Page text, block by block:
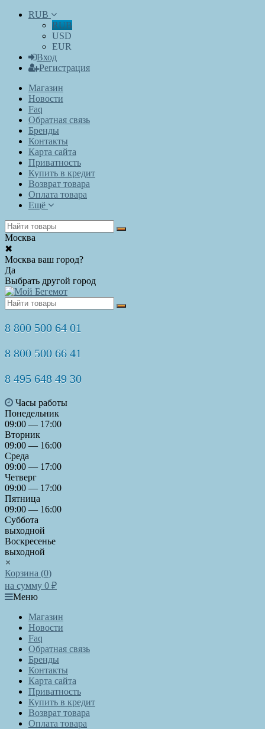
RUB
RUB
USD
EUR
Вход
Регистрация
Магазин
Новости
Faq
Обратная связь
Бренды
Контакты
Карта сайта
Приватность
Купить в кредит
Возврат товара
Оплата товара
Ещё
Москва
✖
Москва ваш город?
Да
Выбрать другой город
8 800 500 64 01
8 800 500 66 41
8 495 648 49 30
Часы работы
Понедельник
09:00 — 17:00
Вторник
09:00 — 16:00
Среда
09:00 — 17:00
Четверг
09:00 — 17:00
Пятница
09:00 — 16:00
Суббота
выходной
Воскресенье
выходной
×
Корзина (0)
на сумму 0 ₽
Меню
Магазин
Новости
Faq
Обратная связь
Бренды
Контакты
Карта сайта
Приватность
Купить в кредит
Возврат товара
Оплата товара